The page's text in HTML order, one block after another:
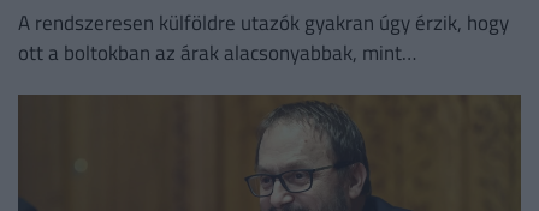
A rendszeresen külföldre utazók gyakran úgy érzik, hogy
ott a boltokban az árak alacsonyabbak, mint